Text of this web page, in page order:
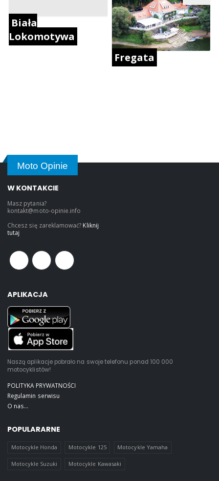
Biała
Lokomotywa
Fregata
Moto Opinie
W KONTAKCIE
Masz pytania?
kontakt@moto-opinie.info
Chcesz się zareklamować? Kliknij
tutaj
APLIKACJA
Naszą aplikacje pobrało na swoje telefonu ponad 100 000
motocyklistów!
POLITYKA PRYWATNOŚCI
Regulamin serwisu
O nas...
POPULARARNE
Motocykle Honda Motocykle 125 Motocykle Yamaha
Motocykle Suzuki Motocykle Kawasaki